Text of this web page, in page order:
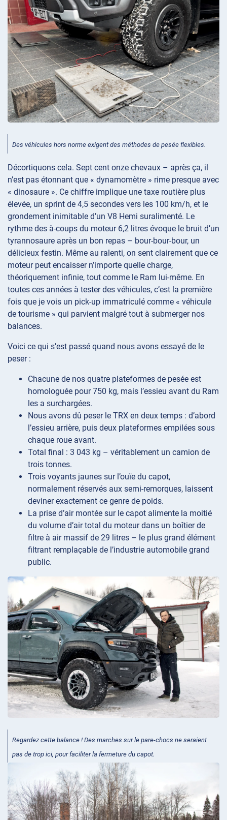
Des véhicules hors norme exigent des méthodes de pesée flexibles.
Décortiquons cela. Sept cent onze chevaux – après ça, il
n’est pas étonnant que « dynamomètre » rime presque avec
« dinosaure ». Ce chiffre implique une taxe routière plus
élevée, un sprint de 4,5 secondes vers les 100 km/h, et le
grondement inimitable d’un V8 Hemi suralimenté. Le
rythme des à-coups du moteur 6,2 litres évoque le bruit d’un
tyrannosaure après un bon repas – bour-bour-bour, un
délicieux festin. Même au ralenti, on sent clairement que ce
moteur peut encaisser n’importe quelle charge,
théoriquement infinie, tout comme le Ram lui-même. En
toutes ces années à tester des véhicules, c’est la première
fois que je vois un pick-up immatriculé comme « véhicule
de tourisme » qui parvient malgré tout à submerger nos
balances.
Voici ce qui s’est passé quand nous avons essayé de le
peser :
Chacune de nos quatre plateformes de pesée est
homologuée pour 750 kg, mais l’essieu avant du Ram
les a surchargées.
Nous avons dû peser le TRX en deux temps : d’abord
l’essieu arrière, puis deux plateformes empilées sous
chaque roue avant.
Total final : 3 043 kg – véritablement un camion de
trois tonnes.
Trois voyants jaunes sur l’ouïe du capot,
normalement réservés aux semi-remorques, laissent
deviner exactement ce genre de poids.
La prise d’air montée sur le capot alimente la moitié
du volume d’air total du moteur dans un boîtier de
filtre à air massif de 29 litres – le plus grand élément
filtrant remplaçable de l’industrie automobile grand
public.
Regardez cette balance ! Des marches sur le pare-chocs ne seraient
pas de trop ici, pour faciliter la fermeture du capot.